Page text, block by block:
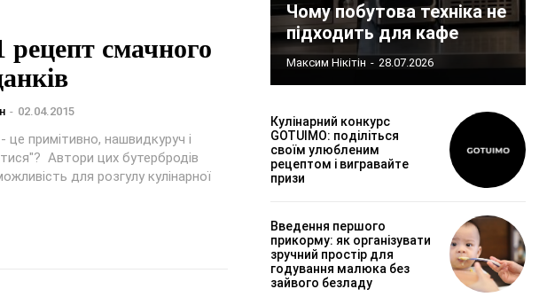
рецепт смачного
- 02.04.2015
примітивно, нашвидкуруч і
Автори цих бутербродів
для розгулу кулінарної
Чому побутова техніка не
підходить для кафе
Максим Нікітін - 28.07.2026
Кулінарний конкурс
GOTUIMO: поділіться
своїм улюбленим
рецептом і вигравайте
призи
Введення першого
прикорму: як організувати
зручний простір для
годування малюка без
зайвого безладу